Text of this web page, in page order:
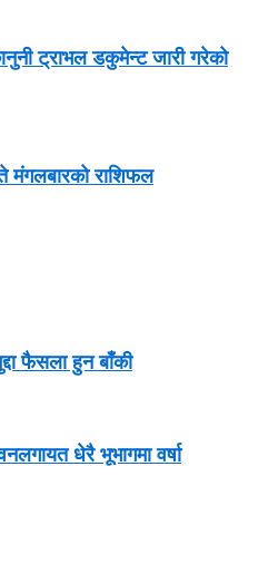
ट्राभल डकुमेन्ट जारी गरेको
राशिफल
फैसला हुन बाँकी
धेरै भूभागमा वर्षा